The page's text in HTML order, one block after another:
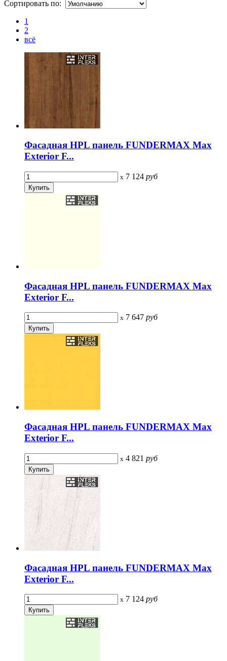
Сортировать по:
1
2
всё
Фасадная HPL панель FUNDERMAX Max
Exterior F...
x 7 124 руб
Фасадная HPL панель FUNDERMAX Max
Exterior F...
x 7 647 руб
Фасадная HPL панель FUNDERMAX Max
Exterior F...
x 4 821 руб
Фасадная HPL панель FUNDERMAX Max
Exterior F...
x 7 124 руб